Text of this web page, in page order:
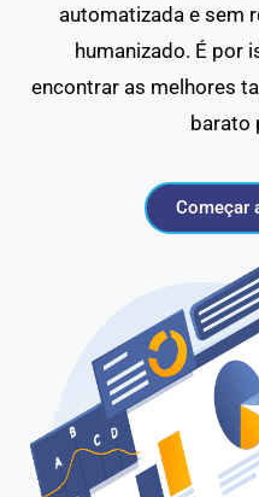
automatizada e sem
humanizado. É por
encontrar as melhores
barato
Começar